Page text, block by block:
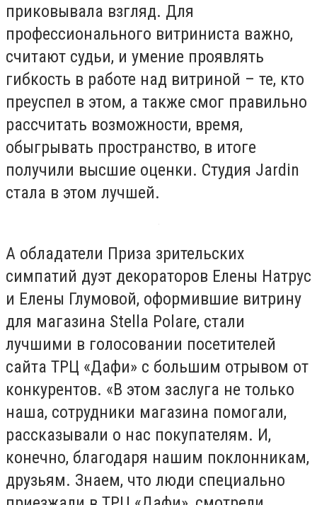
приковывала взгляд. Для
профессионального витриниста важно,
считают судьи, и умение проявлять
гибкость в работе над витриной – те, кто
преуспел в этом, а также смог правильно
рассчитать возможности, время,
обыгрывать пространство, в итоге
получили высшие оценки. Студия Jardin
стала в этом лучшей.
А обладатели Приза зрительских
симпатий дуэт декораторов Елены Натрус
и Елены Глумовой, оформившие витрину
для магазина Stella Polare, стали
лучшими в голосовании посетителей
сайта ТРЦ «Дафи» с большим отрывом от
конкурентов. «В этом заслуга не только
наша, сотрудники магазина помогали,
рассказывали о нас покупателям. И,
конечно, благодаря нашим поклонникам,
друзьям. Знаем, что люди специально